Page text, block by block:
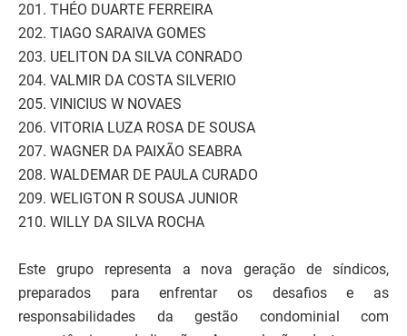
201. THÉO DUARTE FERREIRA
202. TIAGO SARAIVA GOMES
203. UELITON DA SILVA CONRADO
204. VALMIR DA COSTA SILVERIO
205. VINICIUS W NOVAES
206. VITORIA LUZA ROSA DE SOUSA
207. WAGNER DA PAIXÃO SEABRA
208. WALDEMAR DE PAULA CURADO
209. WELIGTON R SOUSA JUNIOR
210. WILLY DA SILVA ROCHA
Este grupo representa a nova geração de síndicos,
preparados para enfrentar os desafios e as
responsabilidades da gestão condominial com